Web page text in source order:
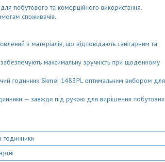
побутового та комерційного використання.
споживачів.
з матеріалів, що відповідають санітарним та
максимальну зручність при щоденному
годинник Skmei 1483PL оптимальним вибором для
— завжди під рукою для вирішення побутових
годинники